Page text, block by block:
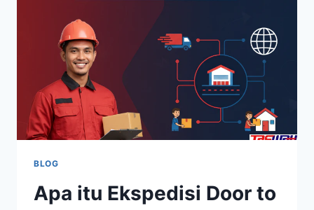
BLOG
Apa itu Ekspedisi Door to